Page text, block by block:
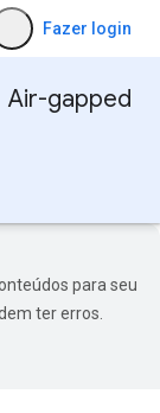
Fazer login
Air-gapped
para seu
ter erros.